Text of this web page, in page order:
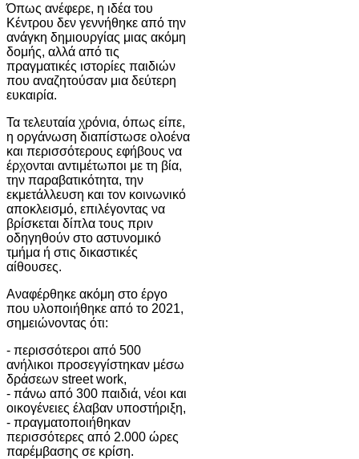
Όπως ανέφερε, η ιδέα του
Κέντρου δεν γεννήθηκε από την
ανάγκη δημιουργίας μιας ακόμη
δομής, αλλά από τις
πραγματικές ιστορίες παιδιών
που αναζητούσαν μια δεύτερη
ευκαιρία.
Τα τελευταία χρόνια, όπως είπε,
η οργάνωση διαπίστωσε ολοένα
και περισσότερους εφήβους να
έρχονται αντιμέτωποι με τη βία,
την παραβατικότητα, την
εκμετάλλευση και τον κοινωνικό
αποκλεισμό, επιλέγοντας να
βρίσκεται δίπλα τους πριν
οδηγηθούν στο αστυνομικό
τμήμα ή στις δικαστικές
αίθουσες.
Αναφέρθηκε ακόμη στο έργο
που υλοποιήθηκε από το 2021,
σημειώνοντας ότι:
- περισσότεροι από 500
ανήλικοι προσεγγίστηκαν μέσω
δράσεων street work,
- πάνω από 300 παιδιά, νέοι και
οικογένειες έλαβαν υποστήριξη,
- πραγματοποιήθηκαν
περισσότερες από 2.000 ώρες
παρέμβασης σε κρίση.